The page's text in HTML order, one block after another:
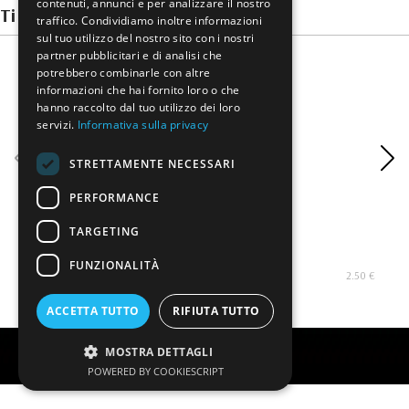
Ti potrebbero interessare
Cioccolato al Marsala IGP
2.50 €
Creato daServizi Vip srl
Torna ai contenuti
contenuti, annunci e per analizzare il nostro
traffico. Condividiamo inoltre informazioni
sul tuo utilizzo del nostro sito con i nostri
partner pubblicitari e di analisi che
potrebbero combinarle con altre
informazioni che hai fornito loro o che
hanno raccolto dal tuo utilizzo dei loro
servizi. Informativa sulla privacy
STRETTAMENTE NECESSARI
PERFORMANCE
TARGETING
FUNZIONALITÀ
ACCETTA TUTTO RIFIUTA TUTTO
MOSTRA DETTAGLI
POWERED BY COOKIESCRIPT